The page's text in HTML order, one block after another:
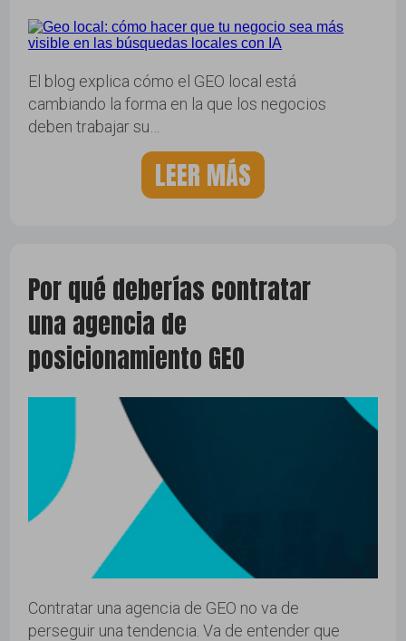
El blog explica cómo el GEO local está
cambiando la forma en la que los negocios
deben trabajar su…
LEER MÁS
Por qué deberías contratar
una agencia de
posicionamiento GEO
Contratar una agencia de GEO no va de
perseguir una tendencia. Va de entender que